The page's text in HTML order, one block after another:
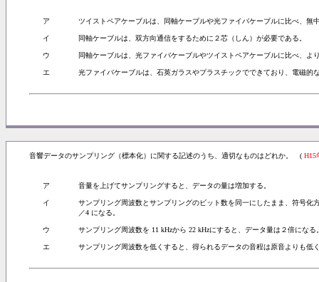
ア ツイストペアケーブルは、同軸ケーブルや光ファイバケーブルに比べ、無
イ 同軸ケーブルは、双方向通信をするために２芯（しん）が必要である。
ウ 同軸ケーブルは、光ファイバケーブルやツイストペアケーブルに比べ、よ
エ 光ファイバケーブルは、石英ガラスやプラスチックでできており、電磁的
音響データのサンプリング（標本化）に関する記述のうち、適切なものはどれか。 (
ア 音量を上げてサンプリングすると、データの量は増加する。
イ
サンプリング周波数とサンプリングのビット数を同一にしたまま、符号化
／4 になる。
ウ サンプリング周波数を 11 kHzから 22 kHzにすると、データ量は２倍になる
エ サンプリング周波数を低くすると、得られるデータの音程は原音よりも低